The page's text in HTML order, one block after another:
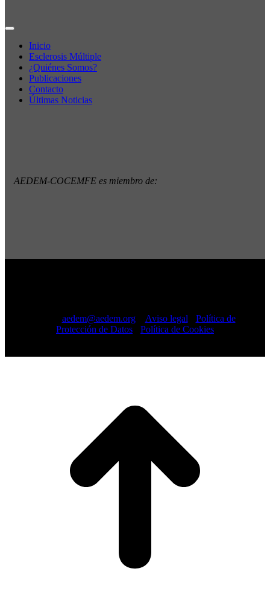
Inicio
Esclerosis Múltiple
¿Quiénes Somos?
Publicaciones
Contacto
Últimas Noticias
AEDEM-COCEMFE es miembro de:
aedem@aedem.org// Aviso legal
Política de
Protección de Datos
Política de Cookies